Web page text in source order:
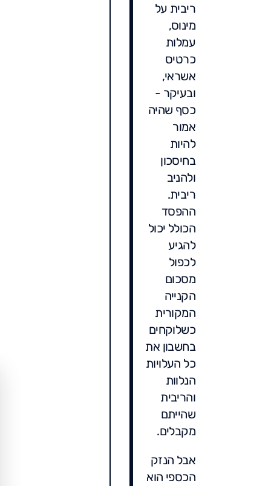
ריבית על
מינוס,
עמלות
כרטיס
אשראי,
ובעיקר -
כסף שהיה
אמור
להיות
בחיסכון
ולהניב
ריבית.
ההפסד
הכולל יכול
להגיע
לכפול
מסכום
הקנייה
המקורית
כשלוקחים
בחשבון את
כל העלויות
הנלוות
והריבית
שהייתם
מקבלים.
אבל הנזק
הכספי הוא